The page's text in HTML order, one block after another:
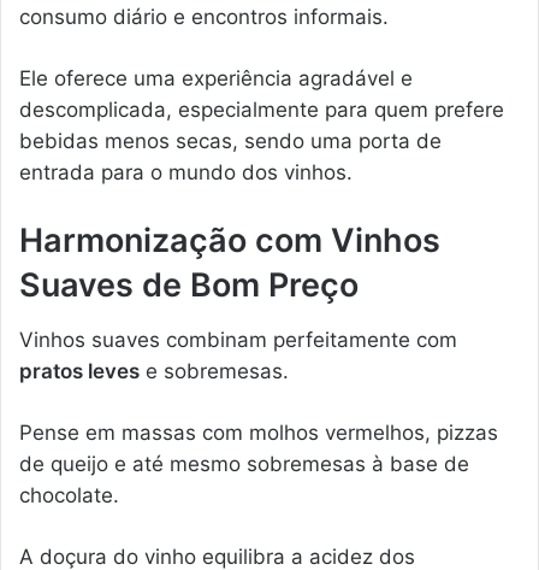
consumo diário e encontros informais.
Ele oferece uma experiência agradável e
descomplicada, especialmente para quem prefere
bebidas menos secas, sendo uma porta de
entrada para o mundo dos vinhos.
Harmonização com Vinhos
Suaves de Bom Preço
Vinhos suaves combinam perfeitamente com
pratos leves e sobremesas.
Pense em massas com molhos vermelhos, pizzas
de queijo e até mesmo sobremesas à base de
chocolate.
A doçura do vinho equilibra a acidez dos